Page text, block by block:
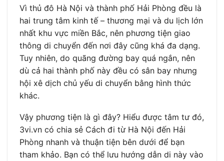
Vì thủ đô Hà Nội và thành phố Hải Phòng đều là
hai trung tâm kinh tế – thương mại và du lịch lớn
nhất khu vực miền Bắc, nên phương tiện giao
thông di chuyển đến nơi đây cũng khá đa dạng.
Tuy nhiên, do quãng đường bay quá ngắn, nên
dù cả hai thành phố này đều có sân bay nhưng
hội xê dịch chủ yếu di chuyển bằng hình thức
khác.
Vậy phương tiện là gì đây? Hiểu được tâm tư đó,
3vi.vn có chia sẻ Cách đi từ Hà Nội đến Hải
Phòng nhanh và thuận tiện bên dưới để bạn
tham khảo. Bạn có thể lưu hướng dẫn di này vào